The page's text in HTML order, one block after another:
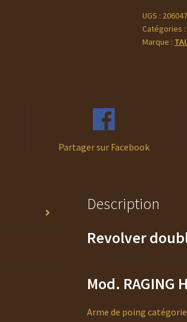
UGS :
Catégories :
Marque :
Partager sur Facebook
Description
Revolver
Mod. RAGING
Arme de poing